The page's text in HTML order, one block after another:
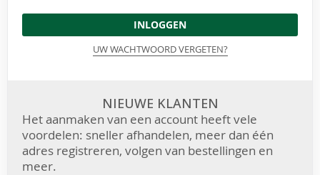
INLOGGEN
UW WACHTWOORD VERGETEN?
NIEUWE KLANTEN
Het aanmaken van een account heeft vele
voordelen: sneller afhandelen, meer dan één
adres registreren, volgen van bestellingen en
meer.